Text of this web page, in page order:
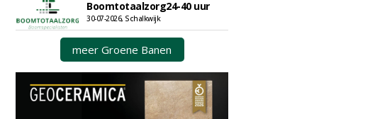
Boomtotaalzorg24-40 uur
30-07-2026, Schalkwijk
meer Groene Banen